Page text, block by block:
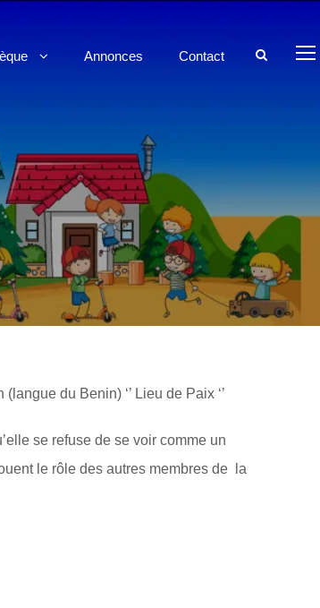
Annonces Contact
du Benin) ‘’ Lieu de Paix ‘’
se refuse de se voir comme un
le rôle des autres membres de la